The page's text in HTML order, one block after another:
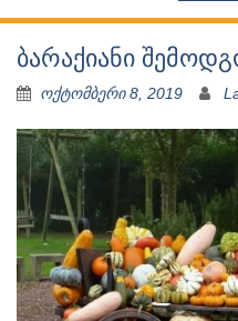
ბარაქიანი
ოქტომბერი 8, 2019